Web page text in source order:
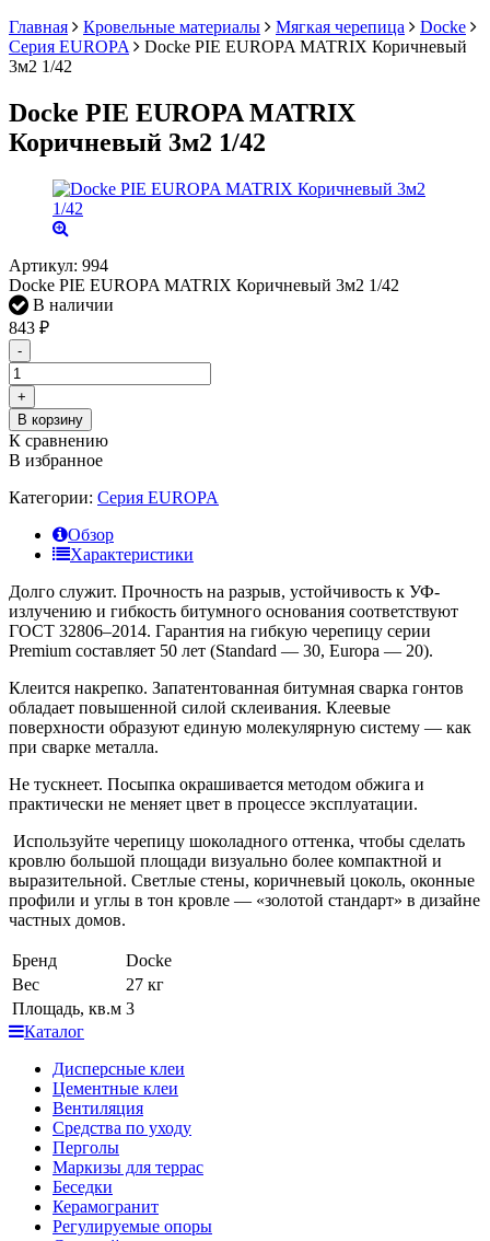
Главная
Кровельные материалы Мягкая черепица
Docke
Серия EUROPA
Docke PIE EUROPA MATRIX Коричневый
3м2 1/42
Docke PIE EUROPA MATRIX
Коричневый 3м2 1/42
Артикул: 994
Docke PIE EUROPA MATRIX Коричневый 3м2 1/42
В наличии
843 ₽
-
+
В корзину
К сравнению
В избранное
Категории: Серия EUROPA
Обзор
Характеристики
Долго служит. Прочность на разрыв, устойчивость к УФ-
излучению и гибкость битумного основания соответствуют
ГОСТ 32806–2014. Гарантия на гибкую черепицу серии
Premium составляет 50 лет (Standard — 30, Europa — 20).
Клеится накрепко. Запатентованная битумная сварка гонтов
обладает повышенной силой склеивания. Клеевые
поверхности образуют единую молекулярную систему — как
при сварке металла.
Не тускнеет. Посыпка окрашивается методом обжига и
практически не меняет цвет в процессе эксплуатации.
Используйте черепицу шоколадного оттенка, чтобы сделать
кровлю большой площади визуально более компактной и
выразительной. Светлые стены, коричневый цоколь, оконные
профили и углы в тон кровле — «золотой стандарт» в дизайне
частных домов.
Бренд
Docke
Вес
27 кг
Площадь, кв.м 3
Каталог
Дисперсные клеи
Цементные клеи
Вентиляция
Средства по уходу
Перголы
Маркизы для террас
Беседки
Керамогранит
Регулируемые опоры